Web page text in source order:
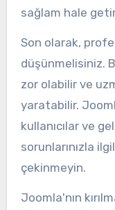
sağlam hale
Son olarak,
düşünmelisiniz.
zor olabilir ve
yaratabilir.
kullanıcılar ve
sorunlarınızla
çekinmeyin.
Joomla'nın